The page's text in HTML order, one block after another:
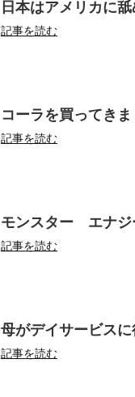
日本はアメリカに
記事を読む
コーラを買ってきま
記事を読む
モンスター エナジ
記事を読む
母がデイサービス
記事を読む